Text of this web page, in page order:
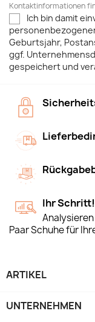
Kontaktinformationen
Ich bin damit
Geburtsjahr,
ggf.
gespeichert und
Ihr Schritt!
Paar Schuhe für
ARTIKEL
UNTERNEHMEN